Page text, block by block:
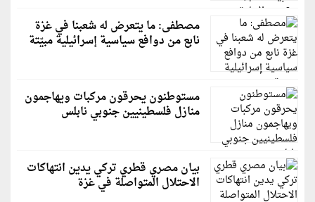
مصطفى: ما يتعرض له شعبنا في غزة
نابع من دوافع سياسية إسرائيلية مبيّتة
مستوطنون يحرقون مركبات ويهاجمون
منازل فلسطينيين جنوبي نابلس
بيان مصري قطري تركي يدين انتهاكات
الاحتلال المتواصلة في غزة